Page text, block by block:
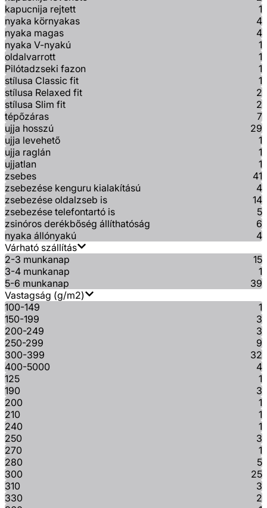
kapucnija rejtett
1
nyaka környakas
4
nyaka magas
4
nyaka V-nyakú
1
oldalvarrott
1
Pilótadzseki fazon
1
stílusa Classic fit
1
stílusa Relaxed fit
2
stílusa Slim fit
2
tépőzáras
7
ujja hosszú
29
ujja levehető
1
ujja raglán
1
ujjatlan
1
zsebes
41
zsebezése kenguru kialakítású
4
zsebezése oldalzseb is
14
zsebezése telefontartó is
5
zsinóros derékbőség állíthatóság
6
nyaka állónyakú
4
Várható szállítás
2-3 munkanap
15
3-4 munkanap
1
5-6 munkanap
39
Vastagság (g/m2)
100-149
1
150-199
3
200-249
3
250-299
9
300-399
32
400-5000
4
125
1
190
3
200
1
210
1
240
1
250
3
270
1
280
5
300
25
310
3
330
2